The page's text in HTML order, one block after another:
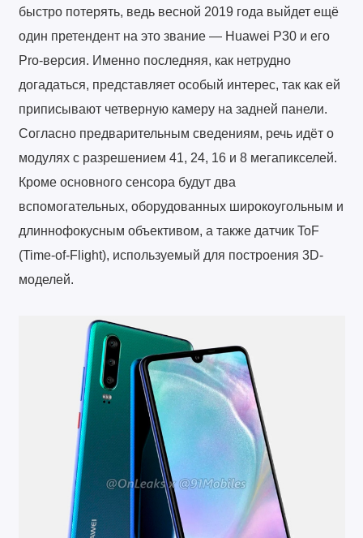
быстро потерять, ведь весной 2019 года выйдет ещё
один претендент на это звание — Huawei P30 и его
Pro-версия. Именно последняя, как нетрудно
догадаться, представляет особый интерес, так как ей
приписывают четверную камеру на задней панели.
Согласно предварительным сведениям, речь идёт о
модулях с разрешением 41, 24, 16 и 8 мегапикселей.
Кроме основного сенсора будут два
вспомогательных, оборудованных широкоугольным и
длиннофокусным объективом, а также датчик ToF
(Time-of-Flight), используемый для построения 3D-
моделей.